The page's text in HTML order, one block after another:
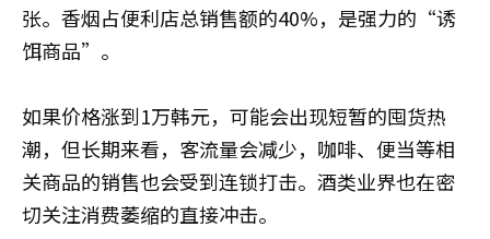
张。香烟占便利店总销售额的40%，是强力的“诱
饵商品”。
如果价格涨到1万韩元，可能会出现短暂的囤货热
潮，但长期来看，客流量会减少，咖啡、便当等相
关商品的销售也会受到连锁打击。酒类业界也在密
切关注消费萎缩的直接冲击。